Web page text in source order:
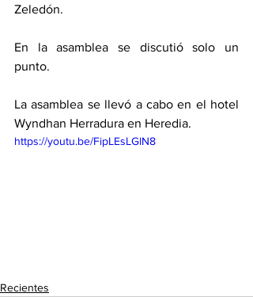
Zeledón.
En la asamblea se discutió solo un
punto.
La asamblea se llevó a cabo en el hotel
Wyndhan Herradura en Heredia.
https://youtu.be/FipLEsLGlN8
Recientes